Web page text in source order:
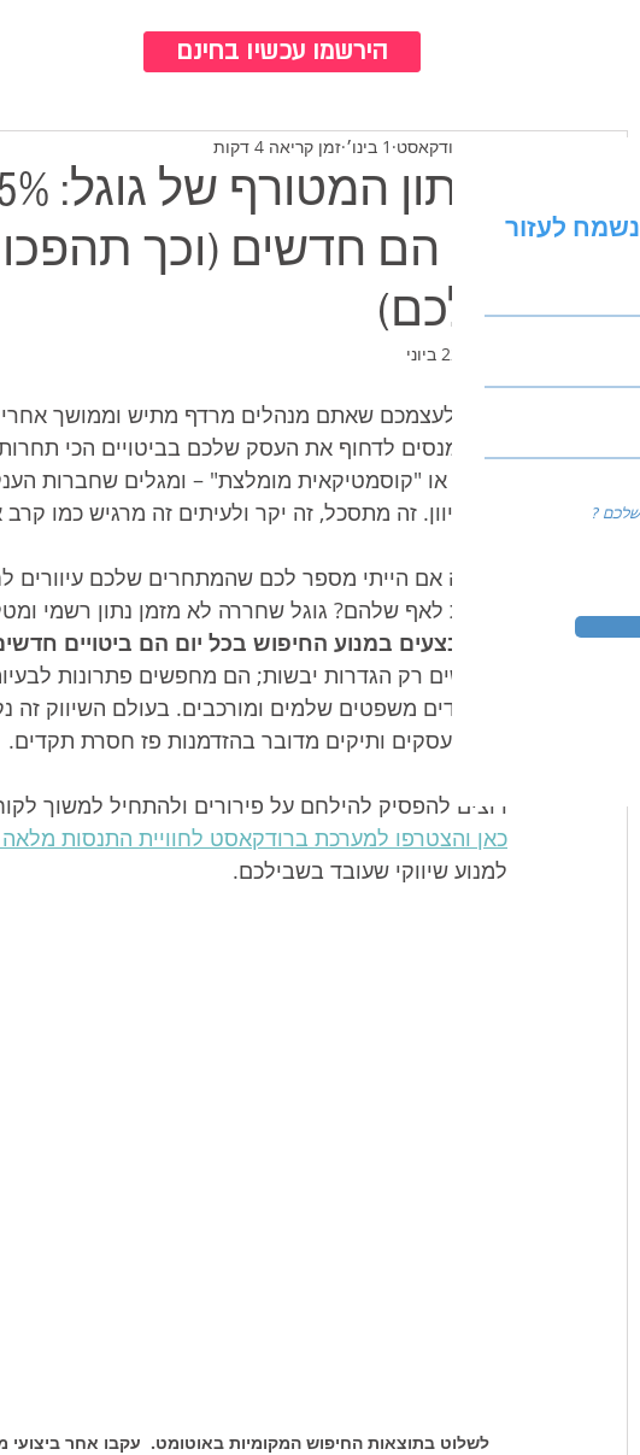
הירשמו עכשיו בחינם
יום הם חדשים (וכך
שלכם)
צוות ברודקאסט 1 בינו׳ זמן קריאה 4 דקות
22 ביוני
תארו לעצמכם שאתם מנהלים מרדף מתיש וממושך
אתם מנסים לדחוף את העסק שלכם בביטויים הכי
אביב" או "קוסמטיקאית מומלצת" – ומגלים שחברות
מכל כיוון. זה מתסכל, זה יקר ולעיתים זה מרגיש כמו
אך מה אם הייתי מספר לכם שהמתחרים שלכם עיוורים
מתחת לאף שלהם? גוגל שחררה לא מזמן נתון רשמי
המתבצעים במנוע החיפוש בכל יום הם ביטויים
מחפשים רק הגדרות יבשות; הם מחפשים פתרונות
ועבור עסקים ותיקים מדובר בהזדמנות פז חסרת תקדים.
רוצים להפסיק להילחם על פירורים ולהתחיל למשוך
כאן והצטרפו למערכת ברודקאסט לחוויית התנסות מלאה
למנוע שיווקי שעובד בשבילכם.
לשלוט בתוצאות החיפוש המקומיות באוטומט.  עקבו אחר ביצועי
לעזור